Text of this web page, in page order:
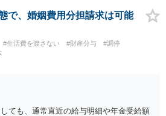
ると、不貞を許したとの評価につながる
ください。 以上、ご参考まで。
で、婚姻費用分担請求は可能
#生活費を渡さない #財産分与
#調停
ても、通常直近の給与明細や年金受給額